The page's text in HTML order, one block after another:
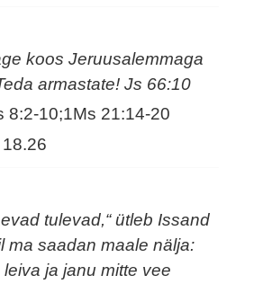
koos Jeruusalemmaga
armastate! Js 66:10
8:2-10;1Ms 21:14-20
18.26
tulevad,“ ütleb Issand
ma saadan maale nälja:
leiva ja janu mitte vee